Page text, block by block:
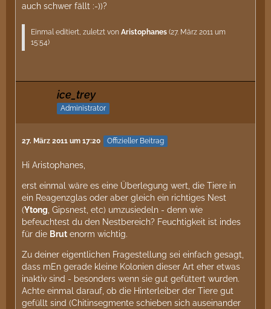
auch schwer fällt :-))?
Einmal editiert, zuletzt von Aristophanes (27. März 2011 um
15:54)
ice_trey
Administrator
27. März 2011 um 17:20 Offizieller Beitrag
Hi Aristophanes,
erst einmal wäre es eine Überlegung wert, die Tiere in
ein Reagenzglas oder aber gleich ein richtiges Nest
(Ytong, Gipsnest, etc) umzusiedeln - denn wie
befeuchtest du den Nestbereich? Feuchtigkeit ist indes
für die Brut enorm wichtig.
Zu deiner eigentlichen Fragestellung sei einfach gesagt,
dass mEn gerade kleine Kolonien dieser Art eher etwas
inaktiv sind - besonders wenn sie gut gefüttert wurden.
Achte einmal darauf, ob die Hinterleiber der Tiere gut
gefüllt sind (Chitinsegmente schieben sich auseinander